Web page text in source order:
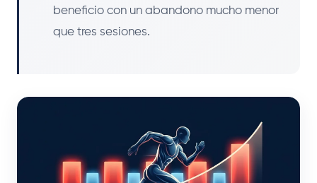
beneficio con un abandono mucho menor
que tres sesiones.